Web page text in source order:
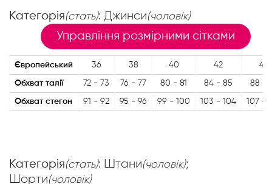
Категорія(стать): Джинси(чоловік)
Управління розмірними сітками
Європейський 36 38 40 42 44
Обхват талії 72 - 73 76 - 77 80 - 81 84 - 85 88 -
Обхват стегон 91 - 92 95 - 96 99 - 100 103 - 104 107 -
Категорія(стать): Штани(чоловік);
Шорти(чоловік)